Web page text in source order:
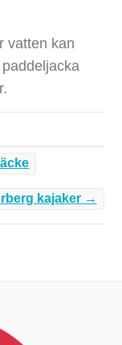
vatten kan
kajaker →